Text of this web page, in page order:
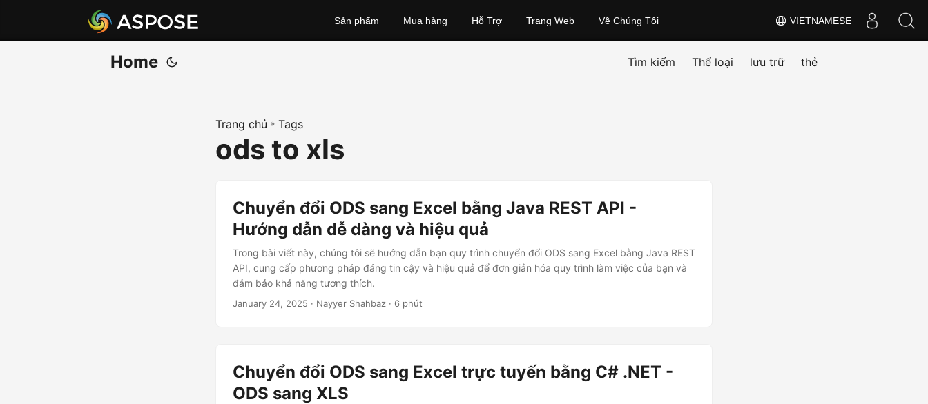
VIETNAMESE
Sản phẩm Mua hàng Hỗ Trợ Trang Web Về Chúng Tôi
Home Tìm kiếm Thể loại lưu trữ thẻ
Trang chủ » Tags
ods to xls
Chuyển đổi ODS sang Excel bằng Java REST API -
Hướng dẫn dễ dàng và hiệu quả
Trong bài viết này, chúng tôi sẽ hướng dẫn bạn quy trình chuyển đổi ODS sang Excel bằng Java REST
API, cung cấp phương pháp đáng tin cậy và hiệu quả để đơn giản hóa quy trình làm việc của bạn và
đảm bảo khả năng tương thích.
January 24, 2025 · Nayyer Shahbaz · 6 phút
Chuyển đổi ODS sang Excel trực tuyến bằng C# .NET -
ODS sang XLS